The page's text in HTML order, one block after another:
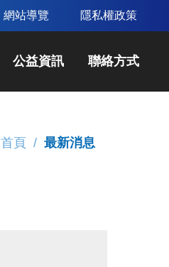
網站導覽 隱私權政策
公益資訊 聯絡方式
首頁 最新消息